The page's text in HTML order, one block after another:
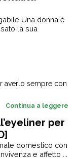
Una donna è
la sua
Continua a leggere
per
domestico con
e affetto ...